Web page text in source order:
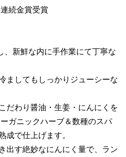
続金賞受賞
新鮮な内に手作業にて丁寧な
ましてもしっかりジューシーな
だわり醤油・生姜・にんにくを
ガニックハーブ＆数種のスパ
成で仕上げます。
出す絶妙なにんにく量で、ラン